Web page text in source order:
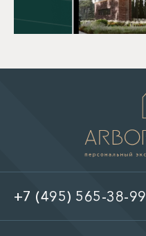
+7 (495) 565-38-99